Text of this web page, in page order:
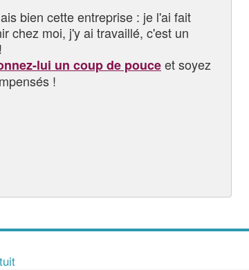
bien cette entreprise : je l'ai fait
chez moi, j'y ai travaillé, c'est un
lui un coup de pouceet soyez
!